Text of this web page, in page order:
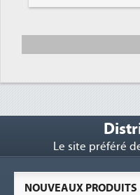
Le site préféré
NOUVEAUX PRODUITS